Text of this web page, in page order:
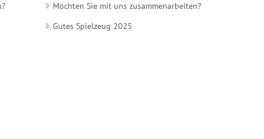
Möchten Sie mit uns zusammenarbeiten?
Gutes Spielzeug 2025